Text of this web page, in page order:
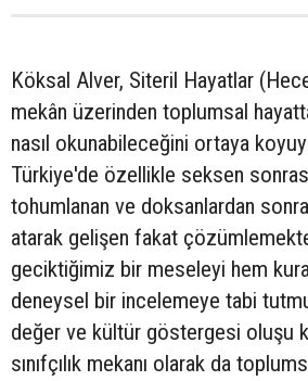
Köksal Alver, Siteril Hayatlar (Hece
mekân üzerinden toplumsal
nasıl okunabileceğini ortaya
Türkiye'de özellikle seksen
tohumlanan ve doksanlardan
atarak gelişen fakat
geciktiğimiz bir meseleyi hem
deneysel bir incelemeye tabi
değer ve kültür göstergesi oluşu
sınıfçılık mekanı olarak da